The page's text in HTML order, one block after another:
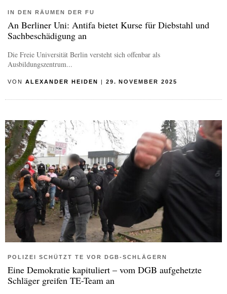
IN DEN RÄUMEN DER FU
An Berliner Uni: Antifa bietet Kurse für Diebstahl und
Sachbeschädigung an
Die Freie Universität Berlin versteht sich offenbar als
Ausbildungszentrum...
VON ALEXANDER HEIDEN | 29. NOVEMBER 2025
POLIZEI SCHÜTZT TE VOR DGB-SCHLÄGERN
Eine Demokratie kapituliert – vom DGB aufgehetzte
Schläger greifen TE-Team an